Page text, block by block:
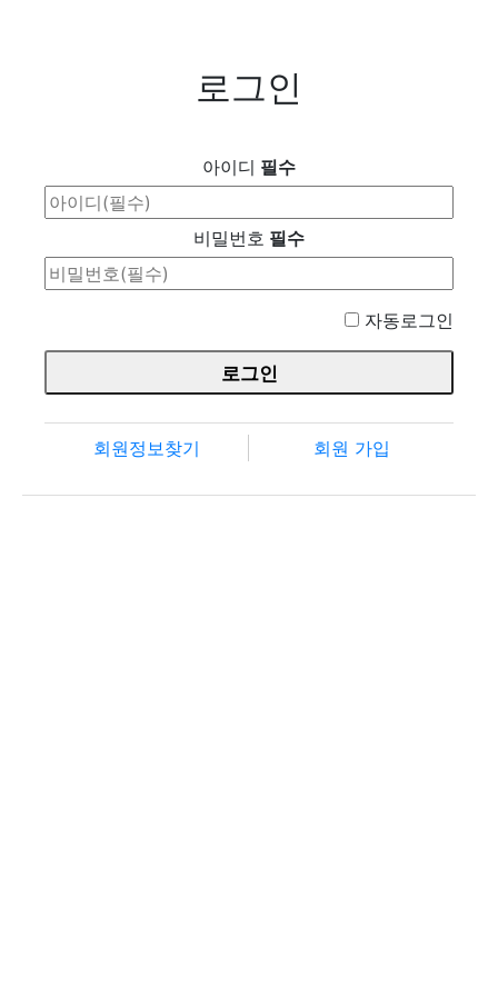
로그인
아이디 필수
비밀번호 필수
자동로그인
회원정보찾기 회원 가입